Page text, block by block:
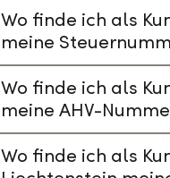
Wo finde ich als
meine
Wo finde ich als
meine AHV-
Wo finde ich als